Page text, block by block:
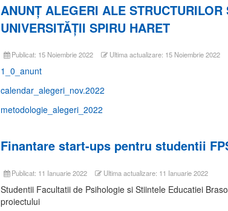
ANUNȚ ALEGERI ALE
UNIVERSITĂȚII SPIRU HARET
Publicat: 15 Noiembrie 2022 Ultima actualizare: 15 Noiembrie 2022
1_0_anunt
calendar_alegeri_nov.2022
metodologie_alegeri_2022
Finantare start-ups pentru studentii
Publicat: 11 Ianuarie 2022 Ultima actualizare: 11 Ianuarie 2022
Studentii Facultatii de Psihologie si Stiintele Educatiei
proiectului